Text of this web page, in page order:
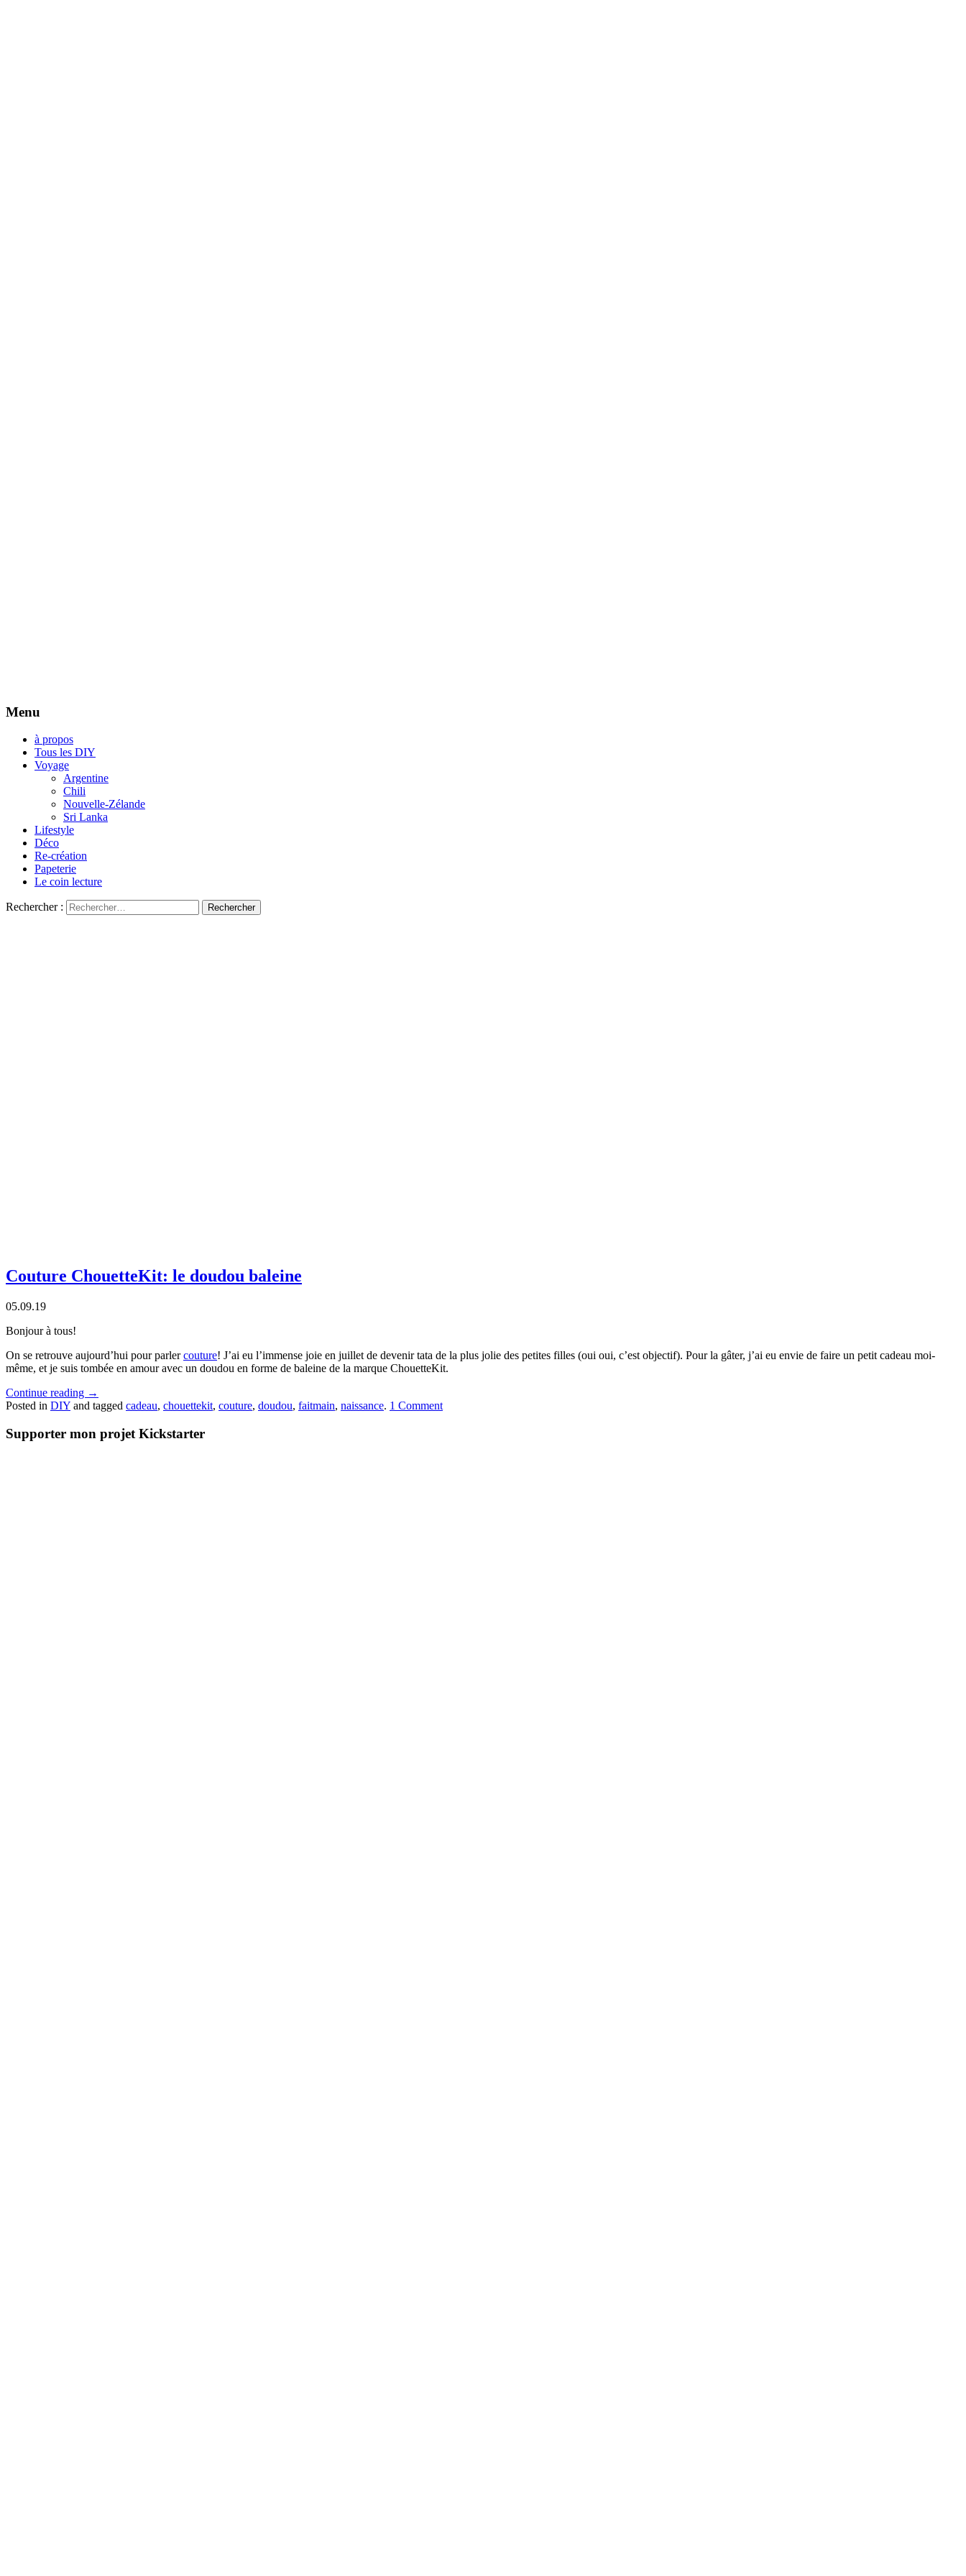
Menu
à propos
Tous les DIY
Voyage
Argentine
Chili
Nouvelle-Zélande
Sri Lanka
Lifestyle
Déco
Re-création
Papeterie
Le coin lecture
Rechercher :
Couture ChouetteKit: le doudou baleine
05.09.19
Bonjour à tous!
On se retrouve aujourd’hui pour parlercouture! J’ai eu l’immense joie en juillet de devenir tata de la plus jolie des petites filles (oui oui, c’est objectif). Pour la gâter, j’ai eu envie de faire un petit cadeau moi-
même, et je suis tombée en amour avec un doudou en forme de baleine de la marque ChouetteKit.
Continue reading →
Posted in DIY and tagged cadeau, chouettekit, couture, doudou, faitmain, naissance. 1 Comment
Supporter mon projet Kickstarter